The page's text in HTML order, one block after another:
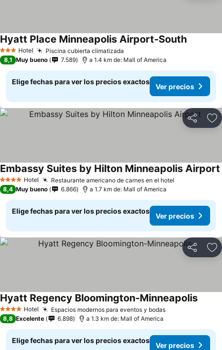
3 Estrellas
Hotel Piscina cubierta climatizada
Hyatt Place Minneapolis Airport-South
8,1 Muy bueno 7.589 a 1.4 km de: Mall of America
Elige fechas para ver los precios exactos
Ver precios
Compartir
4 EstrellasHotel Restaurante americano de carnes en el hotel
Embassy Suites by Hilton Minneapolis Airport
8,4 Muy bueno 6.866 a 1.7 km de: Mall of America
Elige fechas para ver los precios exactos
Ver precios
Compartir
4 EstrellasHotel Espacios modernos para eventos y bodas
Hyatt Regency Bloomington-Minneapolis
8,8 Excelente 6.898 a 1.3 km de: Mall of America
Elige fechas para ver los precios exactos
Ver precios